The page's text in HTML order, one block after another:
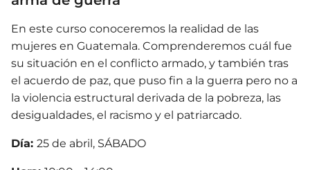
En este curso conoceremos la realidad de las
mujeres en Guatemala. Comprenderemos cuál fue
su situación en el conflicto armado, y también tras
el acuerdo de paz, que puso fin a la guerra pero no a
la violencia estructural derivada de la pobreza, las
desigualdades, el racismo y el patriarcado.
Día: 25 de abril, SÁBADO